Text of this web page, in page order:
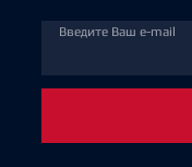
Введите Ваш e-mail